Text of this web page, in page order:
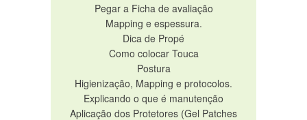
Pegar a Ficha de avaliação
Mapping e espessura.
Dica de Propé
Como colocar Touca
Postura
Higienização, Mapping e protocolos.
Explicando o que é manutenção
Aplicação dos Protetores (Gel Patches